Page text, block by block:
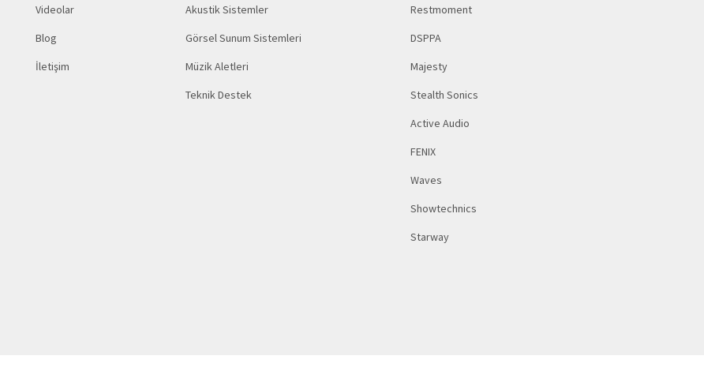
Videolar
Blog
İletişim
Akustik Sistemler
Görsel Sunum Sistemleri
Müzik Aletleri
Teknik Destek
Restmoment
DSPPA
Majesty
Stealth Sonics
Active Audio
FENIX
Waves
Showtechnics
Starway